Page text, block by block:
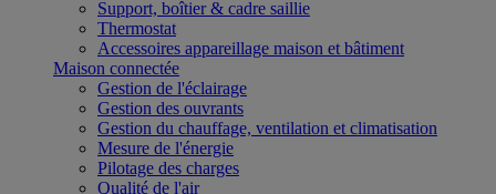
Support, boîtier & cadre saillie
Thermostat
Accessoires appareillage maison et bâtiment
Maison connectée
Gestion de l'éclairage
Gestion des ouvrants
Gestion du chauffage, ventilation et climatisation
Mesure de l'énergie
Pilotage des charges
Qualité de l'air